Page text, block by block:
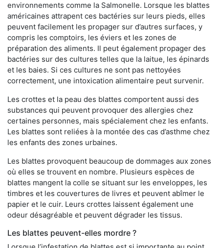
environnements comme la Salmonelle. Lorsque les blattes
américaines attrapent ces bactéries sur leurs pieds, elles
peuvent facilement les propager sur d’autres surfaces, y
compris les comptoirs, les éviers et les zones de
préparation des aliments. Il peut également propager des
bactéries sur des cultures telles que la laitue, les épinards
et les baies. Si ces cultures ne sont pas nettoyées
correctement, une intoxication alimentaire peut survenir.
Les crottes et la peau des blattes comportent aussi des
substances qui peuvent provoquer des allergies chez
certaines personnes, mais spécialement chez les enfants.
Les blattes sont reliées à la montée des cas d’asthme chez
les enfants des zones urbaines.
Les blattes provoquent beaucoup de dommages aux zones
où elles se trouvent en nombre. Plusieurs espèces de
blattes mangent la colle se situant sur les enveloppes, les
timbres et les couvertures de livres et peuvent abîmer le
papier et le cuir. Leurs crottes laissent également une
odeur désagréable et peuvent dégrader les tissus.
Les blattes peuvent-elles mordre ?